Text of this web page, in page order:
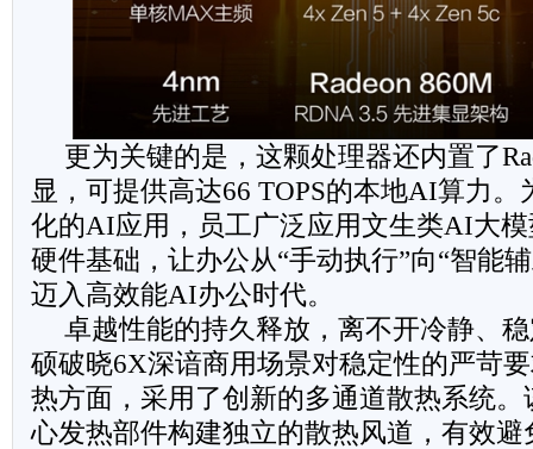
更为关键的是，这颗处理器还内置了
显，可提供高达66 TOPS的本地AI算力
化的AI应用，员工广泛应用文生类AI大
硬件基础，让办公从“手动执行”向“智能
迈入高效能AI办公时代。
卓越性能的持久释放，离不开冷静、
硕破晓6X深谙商用场景对稳定性的严苛
热方面，采用了创新的多通道散热系统。
心发热部件构建独立的散热风道，有效